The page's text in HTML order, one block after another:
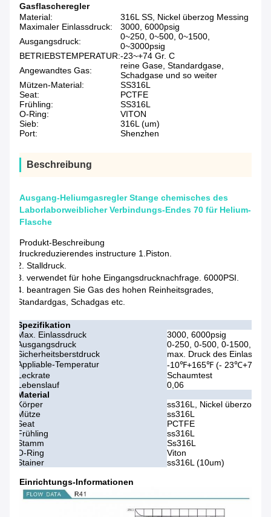
Gasflascheregler
Material:
316L SS, Nickel überzog Messing
Maximaler Einlassdruck:
3000, 6000psig
Ausgangsdruck:
0~250, 0~500, 0~1500,
0~3000psig
BETRIEBSTEMPERATUR:-23~+74 Gr. C
Angewandtes Gas:
reine Gase, Standardgase,
Schadgase und so weiter
Mützen-Material:
SS316L
Seat:
PCTFE
Frühling:
SS316L
O-Ring:
VITON
Sieb:
316L (um)
Port:
Shenzhen
Beschreibung
Ausgang-Heliumgasregler Stange chemisches des
Laborlaborweiblicher Verbindungs-Endes 70 für Helium-
Flasche
Produkt-Beschreibung
druckreduzierendes instructure 1.Piston.
2. Stalldruck.
3. verwendet für hohe Eingangsdrucknachfrage. 6000PSI.
4. beantragen Sie Gas des hohen Reinheitsgrades,
Standardgas, Schadgas etc.
Spezifikation
Max. Einlassdruck
3000, 6000psig
Ausgangsdruck
0-250, 0-500, 0-1500, 0-
Sicherheitsberstdruck
max. Druck des Einlasses
Appliable-Temperatur
-10℉+165℉ (- 23℃+74℃)
Leckrate
Schaumtest
Lebenslauf
0,06
Material
Körper
ss316L, Nickel überzog
Mütze
ss316L
Seat
PCTFE
Frühling
ss316L
Stamm
Ss316L
O-Ring
Viton
Stainer
ss316L (10um)
Einrichtungs-Informationen